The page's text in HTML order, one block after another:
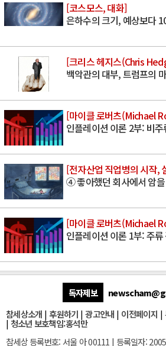
[코스모스, 대화]
은하수의 크기, 예상보다
[크리스 헤지스(Chris
백악관의 대부, 트럼프의
[마이클 로버츠(Michael
인플레이션 이론 2부: 비
[전자산업 직업병의 시작,
④ 좋아했던 회사에서 암을
[마이클 로버츠(Michael
인플레이션 이론 1부: 주류
독자제보
참세상소개 | 후원하기 |광고안내 | 이전페이지 |
| 청소년 보호책임:홍석만
참세상 등록번호: 서울 아 00111 | 등록일자: